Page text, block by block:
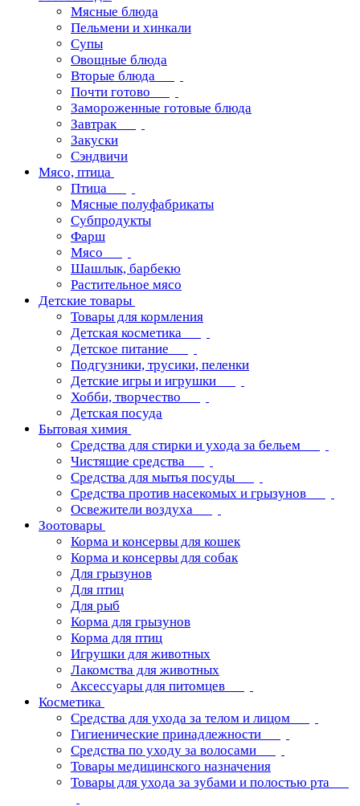
Мясные блюда
Пельмени и хинкали
Супы
Овощные блюда
Вторые блюда
Почти готово
Замороженные готовые блюда
Завтрак
Закуски
Сэндвичи
Мясо, птица
Птица
Мясные полуфабрикаты
Субпродукты
Фарш
Мясо
Шашлык, барбекю
Растительное мясо
Детские товары
Товары для кормления
Детская косметика
Детское питание
Подгузники, трусики, пеленки
Детские игры и игрушки
Хобби, творчество
Детская посуда
Бытовая химия
Средства для стирки и ухода за бельем
Чистящие средства
Средства для мытья посуды
Средства против насекомых и грызунов
Освежители воздуха
Зоотовары
Корма и консервы для кошек
Корма и консервы для собак
Для грызунов
Для птиц
Для рыб
Корма для грызунов
Корма для птиц
Игрушки для животных
Лакомства для животных
Аксессуары для питомцев
Косметика
Средства для ухода за телом и лицом
Гигиенические принадлежности
Средства по уходу за волосами
Товары медицинского назначения
Товары для ухода за зубами и полостью рта